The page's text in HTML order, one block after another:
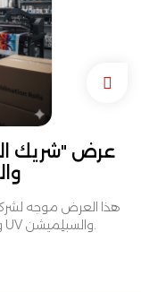
عرض "شريك
هذا العرض موجه
والمصانع التي تعتمد على تقنيات DTF و UV والسبلِميشن.